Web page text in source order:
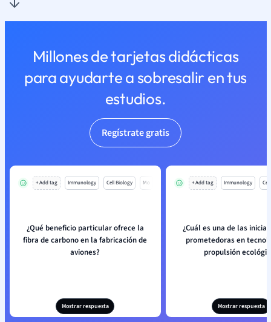
Millones de tarjetas didácticas
para ayudarte a sobresalir en tus
estudios.
Regístrate gratis
+ Add tag Immunology Cell Biology Mo
¿Qué beneficio particular ofrece la
fibra de carbono en la fabricación de
aviones?
Mostrar respuesta
+ Add tag Immunology
¿Cuál es una de las
prometedoras en
propulsión
Mostrar respuesta